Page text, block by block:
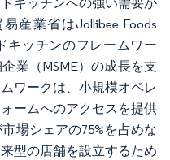
キッチンへの強い需要が
産業省はJollibee Foods
キッチンのフレームワー
業（MSME）の成長を支
ワークは、小規模オペレ
ームへのアクセスを提供
場シェアの75%を占めな
型の店舗を設立するため